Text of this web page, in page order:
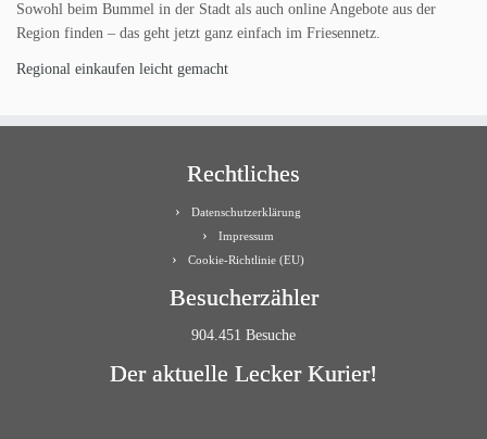
Sowohl beim Bummel in der Stadt als auch online Angebote aus der
Region finden – das geht jetzt ganz einfach im Friesennetz.
Regional einkaufen leicht gemacht
Rechtliches
Datenschutzerklärung
Impressum
Cookie-Richtlinie (EU)
Besucherzähler
904.451 Besuche
Der aktuelle Lecker Kurier!